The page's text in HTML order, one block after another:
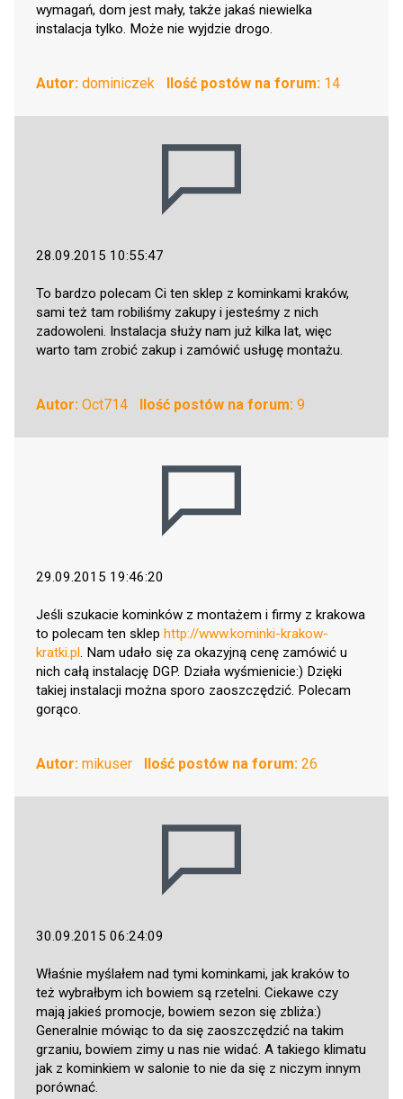
wymagań, dom jest mały, także jakaś niewielka
instalacja tylko. Może nie wyjdzie drogo.
Autor: dominiczek Ilość postów na forum:14
28.09.2015 10:55:47
To bardzo polecam Ci ten sklep z kominkami kraków,
sami też tam robiliśmy zakupy i jesteśmy z nich
zadowoleni. Instalacja służy nam już kilka lat, więc
warto tam zrobić zakup i zamówić usługę montażu.
Autor: Oct714 Ilość postów na forum:9
29.09.2015 19:46:20
Jeśli szukacie kominków z montażem i firmy z krakowa
to polecam ten sklep http://www.kominki-krakow-
kratki.pl. Nam udało się za okazyjną cenę zamówić u
nich całą instalację DGP. Działa wyśmienicie:) Dzięki
takiej instalacji można sporo zaoszczędzić. Polecam
gorąco.
Autor: mikuser Ilość postów na forum:26
30.09.2015 06:24:09
Właśnie myślałem nad tymi kominkami, jak kraków to
też wybrałbym ich bowiem są rzetelni. Ciekawe czy
mają jakieś promocje, bowiem sezon się zbliża:)
Generalnie mówiąc to da się zaoszczędzić na takim
grzaniu, bowiem zimy u nas nie widać. A takiego klimatu
jak z kominkiem w salonie to nie da się z niczym innym
porównać.